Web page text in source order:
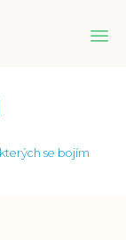
se bojím